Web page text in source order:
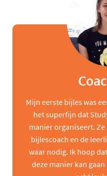
Mijn eerste bijles was
het superfijn dat
manier organiseert.
bijlescoach en de
waar nodig. Ik hoop
deze manier kan